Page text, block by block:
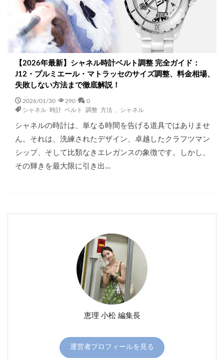
【2026年最新】シャネル時計ベルト調整 完全ガイド：
J12・プルミエール・マトラッセのサイズ調整、料金相場、
失敗しない方法まで徹底解説！
2026/01/30 290
0
シャネル 時計 ベルト 調整 方法, シャネル
シャネルの時計は、単なる時間を告げる道具ではありませ
ん。それは、洗練されたデザイン、卓越したクラフツマン
シップ、そして比類なきエレガンスの象徴です。しかし、
その輝きを最大限に引き出…
恵理 小松 編集長
運営者プロフィールを見る